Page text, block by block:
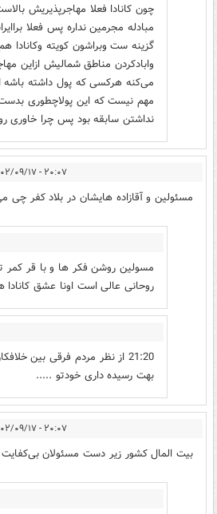
چون کانادا فعلا مهاجرپذیریش
مبادله مجرمین نداره پس فعلا
گزینه ست وبراشون کویته وکانادا
وابادکردن مناطق شمالیش ازاین
می‌کنه هرکسی که پول داشته باشه
مهم نیست که این پولاچطوری
نداشتن سابقه بود پس چرا خاوری
۲۰:۰۷ - ۱۴۰۲/۰۹/۱۷
مسئولین و آقازاده هایشان در بلاد کفر چی
مسولین روشن فکر ها و با قر
روحانی عالی است اونا عشق
21:20 از نظر مردم فرقی بین
بهت رسیده داری خودتو .....
۲۰:۰۷ - ۱۴۰۲/۰۹/۱۷
بیت المال کشور زیر دست مسئولان بی‌کفایت